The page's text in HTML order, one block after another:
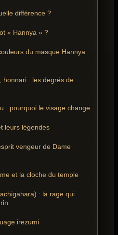
différence ?
« Hannya » ?
du masque Hannya
honnari : les degrés de
: pourquoi le visage change
leurs légendes
vengeur de Dame
et la cloche du temple
: la rage qui
irezumi